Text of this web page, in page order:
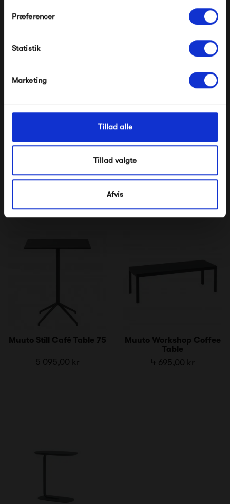
Præferencer
Statistik
Marketing
Tillad alle
Tillad valgte
Afvis
Produkter fra samme kategori
5 095,00 kr 5 395,00 kr
Muuto Still Café Table 75
5 095,00 kr
Muuto Workshop Coffee
Table
4 695,00 kr
*Ved at tilmelde dig accepterer du at modtage e-